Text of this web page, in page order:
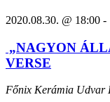
2020.08.30. @ 18:00 -
„NAGYON
VERSE
Főnix Kerámia Udvar